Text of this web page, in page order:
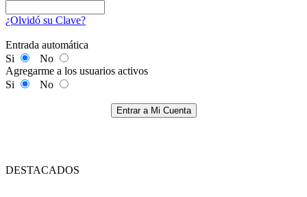
¿Olvidó su Clave?
Entrada automática
Si
No
Agregarme a los usuarios activos
Si
No
Entrar a Mi Cuenta
DESTACADOS